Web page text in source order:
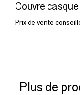
Couvre
Prix de vente
Plus de